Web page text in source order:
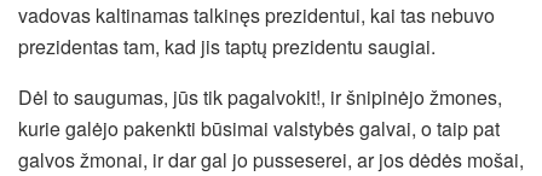
vadovas kaltinamas talkinęs prezidentui, kai tas nebuvo
prezidentas tam, kad jis taptų prezidentu saugiai.
Dėl to saugumas, jūs tik pagalvokit!, ir šnipinėjo žmones,
kurie galėjo pakenkti būsimai valstybės galvai, o taip pat
galvos žmonai, ir dar gal jo pusseserei, ar jos dėdės mošai,